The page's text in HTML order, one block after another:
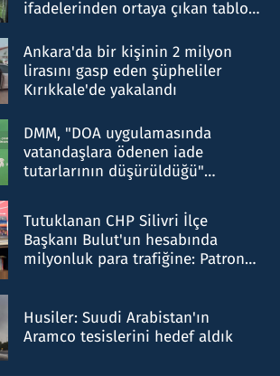
ifadelerinden ortaya çıkan tablo
Ankara'da bir kişinin 2 milyon
lirasını gasp eden şüpheliler
Kırıkkale'de yakalandı
DMM, "DOA uygulamasında
vatandaşlara ödenen iade
tutarlarının düşürüldüğü"
Tutuklanan CHP Silivri İlçe
Başkanı Bulut'un hesabında
milyonluk para trafiğine: Patron
Husiler: Suudi Arabistan'ın
Aramco tesislerini hedef aldık